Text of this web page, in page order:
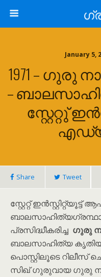
January 5,
1971 – ഗുരു
–
സ്റ്റേറ്റു്
Share Tweet
സ്റ്റേറ്റ്
പ്രസിദ്ധീകരിച്ച ഗുരു
ബാലസാഹിത്യ
പൊസ്റ്റിലൂടെ
സിഖ് ഗുരുവായ ഗുരു